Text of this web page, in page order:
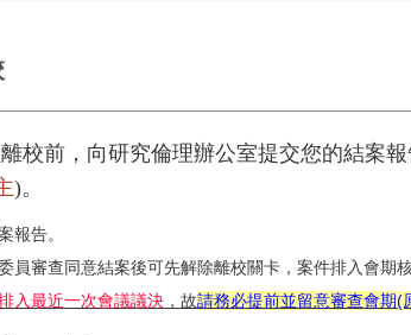
校前，向研究倫理辦公室提交您的結案報
)。
報告。
員審查同意結案後可先解除離校關卡，案件排入會期核
入最近一次會議議決 ，故請務必提前並留意審查會期(